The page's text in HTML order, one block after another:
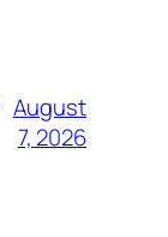
August
7, 2026